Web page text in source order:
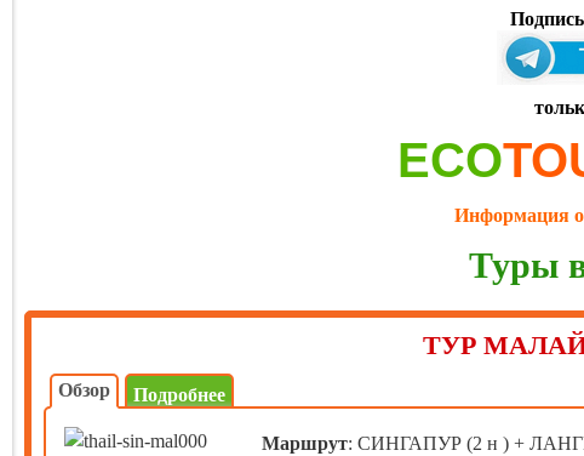
ECO
Информация о
Туры
ТУР
Обзор
Маршрут: СИНГАПУР (2 н ) +
Подробнее